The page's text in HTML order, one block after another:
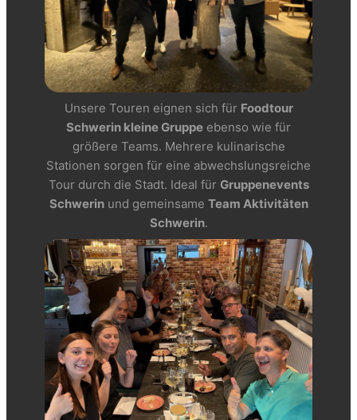
Unsere Touren eignen sich für Foodtour
Schwerin kleine Gruppe ebenso wie für
größere Teams. Mehrere kulinarische
Stationen sorgen für eine abwechslungsreiche
Tour durch die Stadt. Ideal für Gruppenevents
Schwerinund gemeinsame Team Aktivitäten
Schwerin.